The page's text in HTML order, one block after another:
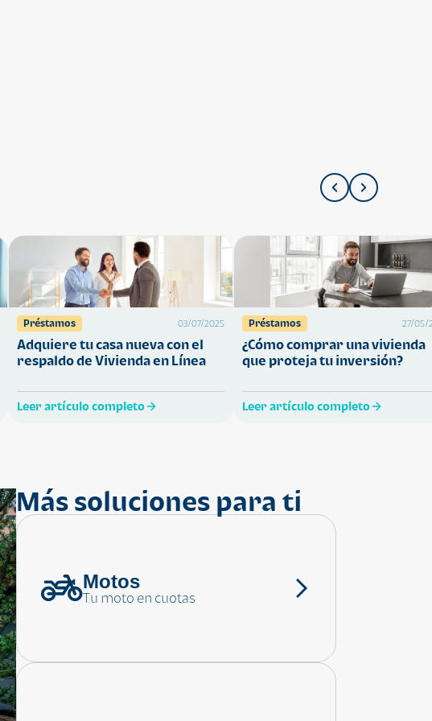
Préstamos 03/07/2025
Adquiere tu casa nueva con el
respaldo de Vivienda en Línea
Leer artículo completo
Préstamos 27/05/
¿Cómo comprar una vivienda
que proteja tu inversión?
Leer artículo completo
Más soluciones para ti
Motos
Tu moto en cuotas